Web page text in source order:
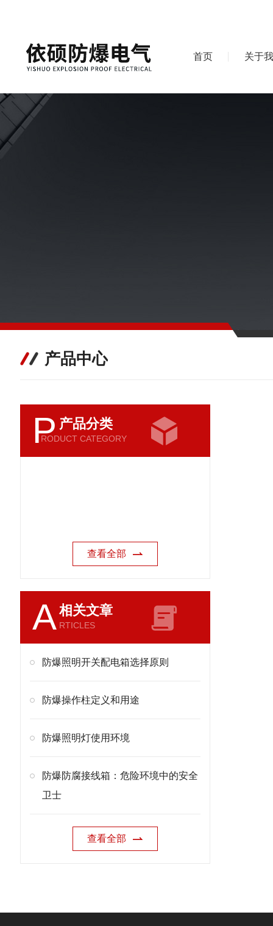
首页 关于
产品中心
P 产品分类
RODUCT CATEGORY
查看全部
A相关文章
RTICLES
防爆照明开关配电箱选择原则
防爆操作柱定义和用途
防爆照明灯使用环境
防爆防腐接线箱：危险环境中的安全
卫士
查看全部